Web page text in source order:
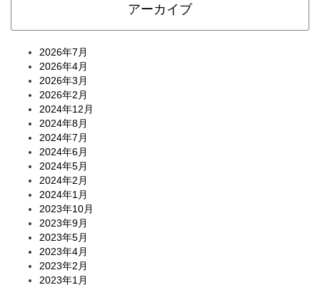
アーカイブ
2026年7月
2026年4月
2026年3月
2026年2月
2024年12月
2024年8月
2024年7月
2024年6月
2024年5月
2024年2月
2024年1月
2023年10月
2023年9月
2023年5月
2023年4月
2023年2月
2023年1月